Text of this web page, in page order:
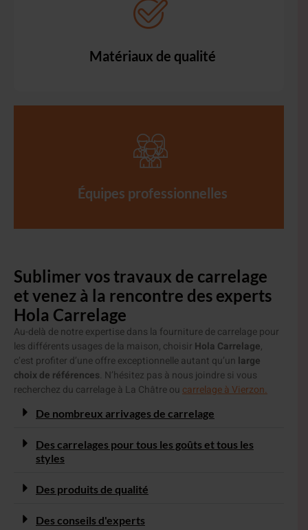
Matériaux de qualité
Équipes professionnelles
Sublimer vos travaux de carrelage
et venez à la rencontre des experts
Hola Carrelage
Au-delà de notre expertise dans la fourniture de carrelage pour
les différents usages de la maison, choisir Hola Carrelage,
c’est profiter d’une offre exceptionnelle autant qu’un large
choix de références. N’hésitez pas à nous joindre si vous
recherchez du carrelage à La Châtreou carrelage à Vierzon.
De nombreux arrivages de carrelage
Des carrelages pour tous les goûts et tous les
styles
Des produits de qualité
Des conseils d'experts